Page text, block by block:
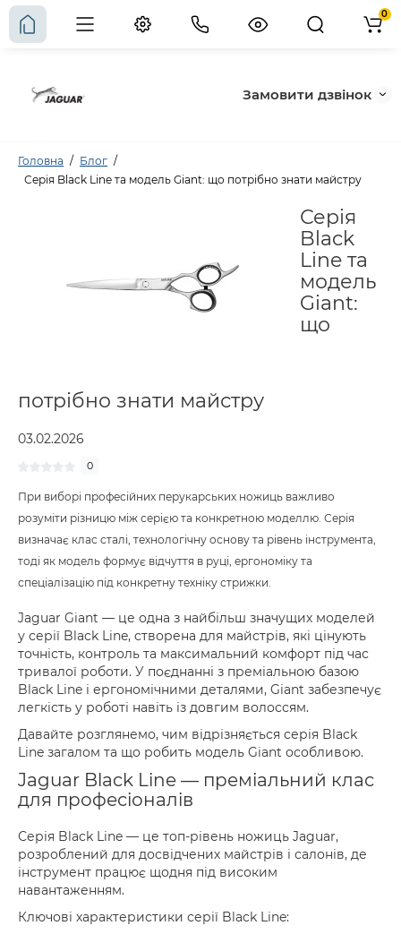
Замовити дзвінок
0
Головна
Блог
Серія Black Line та модель Giant: що потрібно знати майстру
Серія
Black
Line та
модель
Giant:
що
потрібно знати майстру
03.02.2026
0
При виборі професійних перукарських ножиць важливо
розуміти різницю між серією та конкретною моделлю. Серія
визначає клас сталі, технологічну основу та рівень інструмента,
тоді як модель формує відчуття в руці, ергономіку та
спеціалізацію під конкретну техніку стрижки.
Jaguar Giant — це одна з найбільш значущих моделей
у серії Black Line, створена для майстрів, які цінують
точність, контроль та максимальний комфорт під час
тривалої роботи. У поєднанні з преміальною базою
Black Line і ергономічними деталями, Giant забезпечує
легкість у роботі навіть із довгим волоссям.
Давайте розглянемо, чим відрізняється серія Black
Line загалом та що робить модель Giant особливою.
Jaguar Black Line — преміальний клас
для професіоналів
Серія Black Line — це топ-рівень ножиць Jaguar,
розроблений для досвідчених майстрів і салонів, де
інструмент працює щодня під високим
навантаженням.
Ключові характеристики серії Black Line: